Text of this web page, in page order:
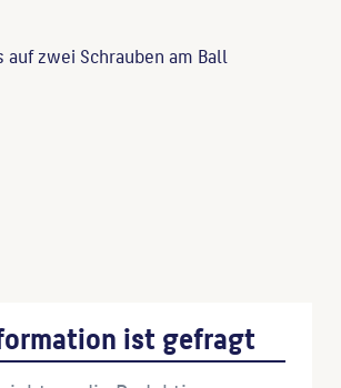
auf zwei Schrauben am Ball
Inhalte von dieser Website
ist gefragt